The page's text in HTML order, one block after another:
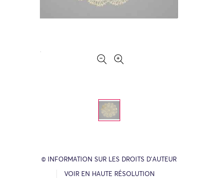
© INFORMATION SUR LES DROITS D’AUTEUR
VOIR EN HAUTE RÉSOLUTION